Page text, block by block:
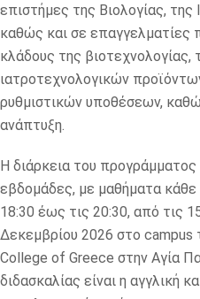
επιστήμες της Βιολογίας, της
καθώς και σε επαγγελματίες
κλάδους της
ιατροτεχνολογικών
ρυθμιστικών υποθέσεων,
ανάπτυξη.
Η διάρκεια του
εβδομάδες, με μαθήματα κάθε
18:30 έως τις 20:30, από τις
Δεκεμβρίου 2026 στο campus
College of Greece στην Αγία
διδασκαλίας είναι η αγγλική